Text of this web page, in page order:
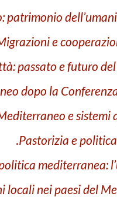
patrimonio
e
passato e futuro
dopo la
e sistemi
Pastorizia e
mediterranea:
locali nei paesi del